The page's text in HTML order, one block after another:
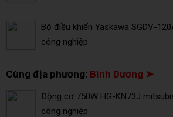
Bộ điều khiển Yaskawa SGDV-
công nghiệp
Cùng địa phương: Bình Dương ➤
Động cơ 750W HG-KN73J
công nghiệp